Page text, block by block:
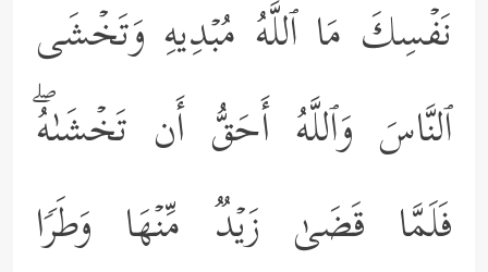
نَفۡسِكَ مَا ٱللَّهُ مُبۡدِیهِ وَتَخۡشَى
ٱلنَّاسَ وَٱللَّهُ أَحَقُّ أَن تَخۡشَىٰهُۖ
فَلَمَّا قَضَىٰ زَیۡدࣱ مِّنۡهَا وَطَرࣰا